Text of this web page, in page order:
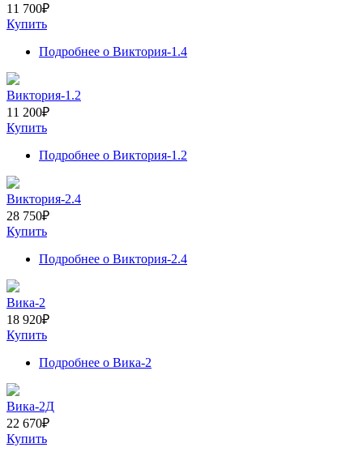
11 700₽
Купить
Подробнее о Виктория-1.4
Виктория-1.2
11 200₽
Купить
Подробнее о Виктория-1.2
Виктория-2.4
28 750₽
Купить
Подробнее о Виктория-2.4
Вика-2
18 920₽
Купить
Подробнее о Вика-2
Вика-2Д
22 670₽
Купить